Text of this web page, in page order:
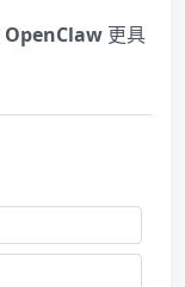
OpenClaw 更具